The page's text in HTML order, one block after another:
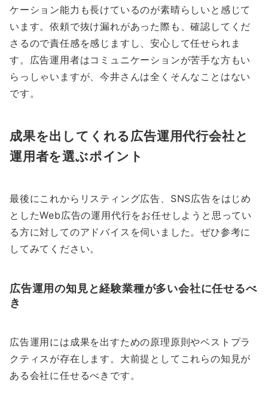
ケーション能力も長けているのが素晴らしいと感じて
います。依頼で抜け漏れがあった際も、確認してくだ
さるので責任感を感じますし、安心して任せられま
す。広告運用者はコミュニケーションが苦手な方もい
らっしゃいますが、今井さんは全くそんなことはない
です。
成果を出してくれる広告運用代行会社と
運用者を選ぶポイント
最後にこれからリスティング広告、SNS広告をはじめ
としたWeb広告の運用代行をお任せしようと思ってい
る方に対してのアドバイスを伺いました。ぜひ参考に
してみてください。
広告運用の知見と経験業種が多い会社に任せるべ
き
広告運用には成果を出すための原理原則やベストプラ
クティスが存在します。大前提としてこれらの知見が
ある会社に任せるべきです。